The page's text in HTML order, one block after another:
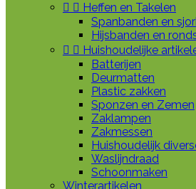
  Heffen en Takelen
Spanbanden en
Hijsbanden en
  Huishoudelijke
Batterijen
Deurmatten
Plastic zakken
Sponzen en Zemen
Zaklampen
Zakmessen
Huishoudelijk
Waslijndraad
Schoonmaken
Winterartikelen